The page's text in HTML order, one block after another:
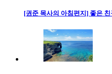
[권준 목사의 아침편지] 좋은